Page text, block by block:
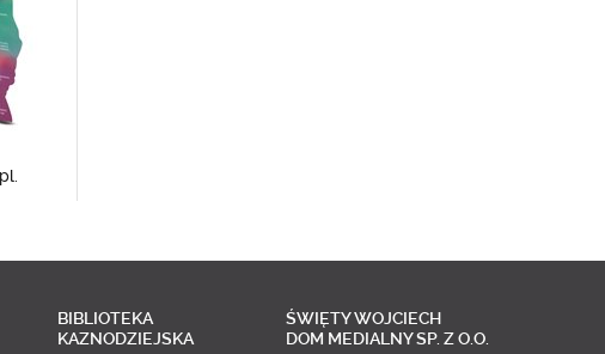
BIBLIOTEKA
KAZNODZIEJSKA
ŚWIĘTY WOJCIECH
DOM MEDIALNY SP. Z O.O.